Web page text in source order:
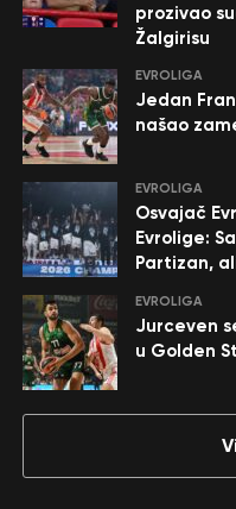
prozivao
Žalgirisu
EVROLIGA
Jedan
našao
EVROLIGA
Osvajač
Evrolige:
Partizan,
EVROLIGA
Jurceven
u Golden